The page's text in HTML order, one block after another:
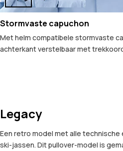
Stormvaste capuchon
Met helm compatibele stormvaste
achterkant verstelbaar met
Legacy
Een retro model met alle
ski-jassen. Dit pullover-model is